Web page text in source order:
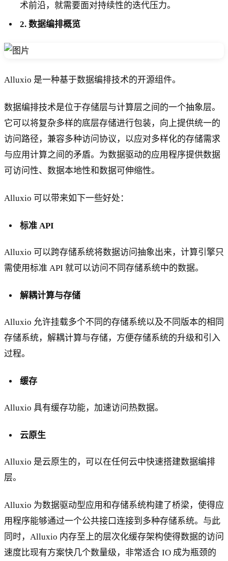
术前沿，就需要面对持续性的迭代压力。
2. 数据编排概览
Alluxio 是一种基于数据编排技术的开源组件。
数据编排技术是位于存储层与计算层之间的一个抽象层。
它可以将复杂多样的底层存储进行包装，向上提供统一的
访问路径，兼容多种访问协议，以应对多样化的存储需求
与应用计算之间的矛盾。为数据驱动的应用程序提供数据
可访问性、数据本地性和数据可伸缩性。
Alluxio 可以带来如下一些好处：
标准 API
Alluxio 可以跨存储系统将数据访问抽象出来，计算引擎只
需使用标准 API 就可以访问不同存储系统中的数据。
解耦计算与存储
Alluxio 允许挂载多个不同的存储系统以及不同版本的相同
存储系统，解耦计算与存储，方便存储系统的升级和引入
过程。
缓存
Alluxio 具有缓存功能，加速访问热数据。
云原生
Alluxio 是云原生的，可以在任何云中快速搭建数据编排
层。
Alluxio 为数据驱动型应用和存储系统构建了桥梁，使得应
用程序能够通过一个公共接口连接到多种存储系统。与此
同时，Alluxio 内存至上的层次化缓存架构使得数据的访问
速度比现有方案快几个数量级，非常适合 IO 成为瓶颈的